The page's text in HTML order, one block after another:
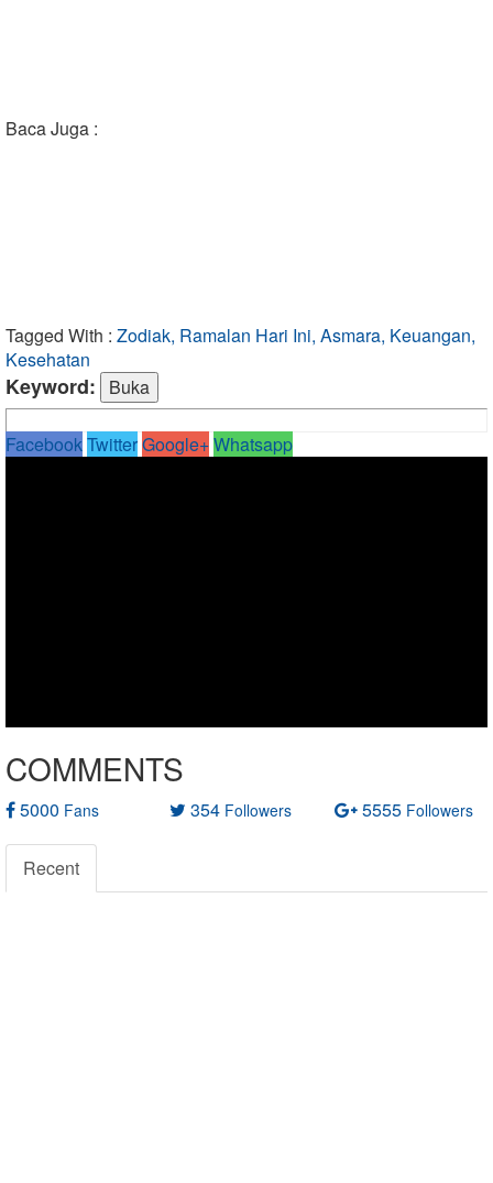
Baca Juga :
Tagged With : Zodiak, Ramalan Hari Ini, Asmara, Keuangan,
Kesehatan
Keyword:
FacebookTwitterGoogle+Whatsapp
COMMENTS
5000 Fans 354 Followers 5555 Followers
Recent